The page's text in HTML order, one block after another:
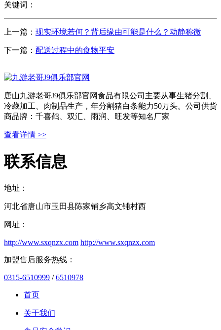
关键词：
上一篇： 现实环境若何？背后缘由可能是什么？动静称微
下一篇： 配送过程中的食物平安
唐山九游老哥J9俱乐部官网食品有限公司主要从事生猪分割、
冷藏加工、肉制品生产，年分割猪白条能力50万头。公司供货
商品牌：千喜鹤、双汇、雨润、旺发等知名厂家
查看详情 >>
联系信息
地址：
河北省唐山市玉田县陈家铺乡高文铺村西
网址：
http://www.sxqnzx.com http://www.sxqnzx.com
加盟售后服务热线：
0315-6510999 /6510978
首页
关于我们